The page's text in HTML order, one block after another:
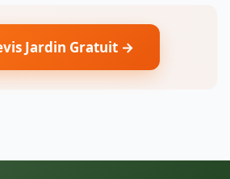
Jardin Gratuit →